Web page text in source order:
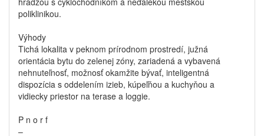
poliklinikou.
Výhody
Tichá lokalita v peknom prírodnom prostredí, južná
orientácia bytu do zelenej zóny, zariadená a vybavená
nehnuteľnosť, možnosť okamžite bývať, inteligentná
dispozícia s oddelením izieb, kúpeľňou a kuchyňou a
vidiecky priestor na terase a loggie.
P n o r f
–